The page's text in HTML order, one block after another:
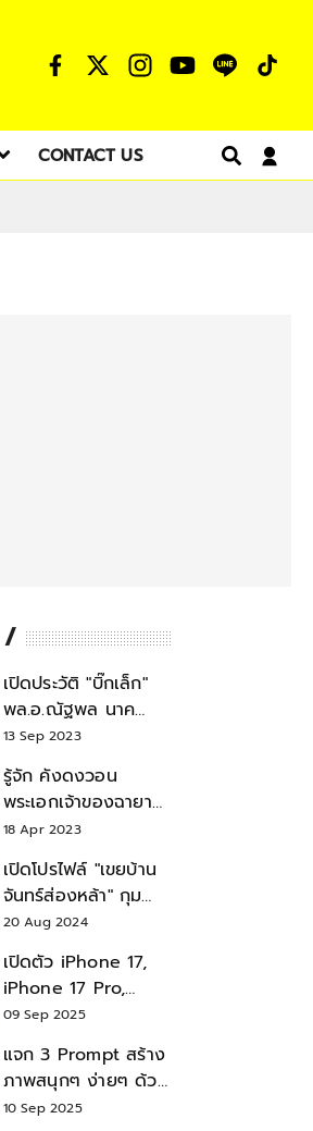
CONTACT US
เปิดประวัติ "บิ๊กเล็ก"
พล.อ.ณัฐพล นาค
พาณิชย์ จากเลขาฯ
สมช.-เลขาฯ
รมว.กลาโหม
13 Sep 2023
รู้จัก คังดงวอน
พระเอกเจ้าของฉายา
สมบัติแห่งชาติ หลังมี
18 Apr 2023
เปิดโปรไฟล์ "เขยบ้าน
จันทร์ส่องหล้า" กุม
บังเหียนธุรกิจตระกูล
"ชินวัตร"
20 Aug 2024
เปิดตัว iPhone 17,
iPhone 17 Pro,
iPhone 17 Air สเปค
09 Sep 2025
แจก 3 Prompt สร้าง
ภาพสนุกๆ ง่ายๆ ด้วย
Nano Banana ใน
10 Sep 2025